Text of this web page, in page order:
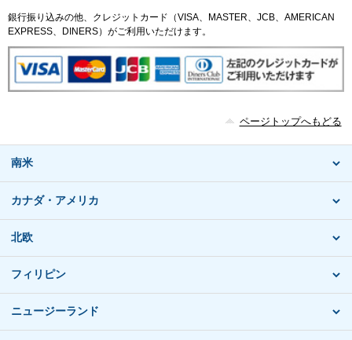
銀行振り込みの他、クレジットカード（VISA、MASTER、JCB、AMERICAN
EXPRESS、DINERS）がご利用いただけます。
ページトップへもどる
南米
カナダ・アメリカ
北欧
フィリピン
ニュージーランド